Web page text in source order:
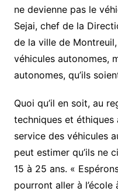
ne devienne pas le
Sejai, chef de la
de la ville de Montreuil,
véhicules autonomes,
autonomes, qu’ils
Quoi qu’il en soit, au
techniques et éthiques
service des véhicules
peut estimer qu’ils ne
15 à 25 ans. «
pourront aller à